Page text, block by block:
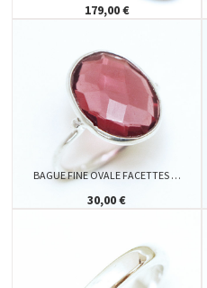
179,00 €
BAGUE FINE OVALE FACETTES …
30,00 €